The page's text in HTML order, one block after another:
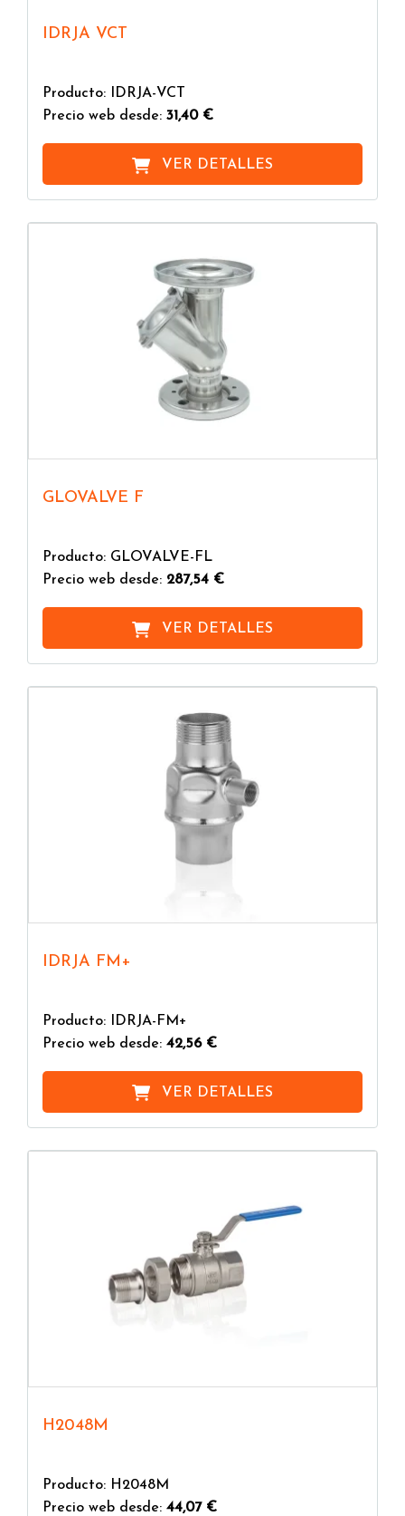
IDRJA VCT
Producto: IDRJA-VCT
Precio web desde: 31,40 €
VER DETALLES
GLOVALVE F
Producto: GLOVALVE-FL
Precio web desde: 287,54 €
VER DETALLES
IDRJA FM+
Producto: IDRJA-FM+
Precio web desde: 42,56 €
VER DETALLES
H2048M
Producto: H2048M
Precio web desde: 44,07 €